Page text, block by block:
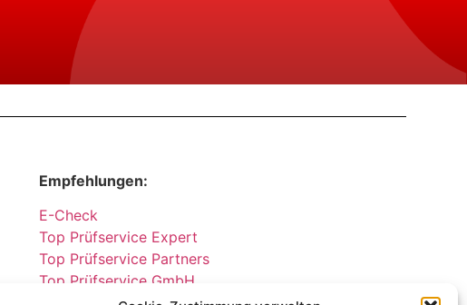
Empfehlungen:
E-Check
Top Prüfservice Expert
Top Prüfservice Partners
Top Prüfservice GmbH